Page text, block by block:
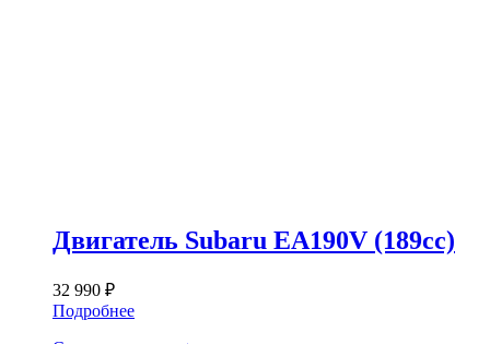
Двигатель Subaru EA190V (189сс)
32 990 ₽
Подробнее